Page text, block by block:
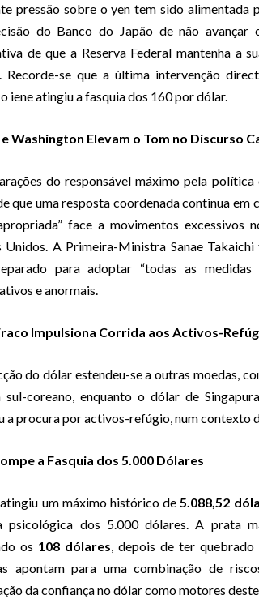
pressão sobre o yen tem sido alimentada
do Banco do Japão de não
de que a Reserva Federal mantenha a
Recorde-se que a última intervenção
iene atingiu a fasquia dos 160 por dólar.
Washington Elevam o Tom no Discurso
do responsável máximo pela
que uma resposta coordenada continua em
face a movimentos excessivos
Unidos. A Primeira-Ministra Sanae
para adoptar “todas as medidas
e anormais.
Impulsiona Corrida aos Activos-
do dólar estendeu-se a outras moedas,
coreano, enquanto o dólar de
a procura por activos-refúgio, num contexto
a Fasquia dos 5.000 Dólares
um máximo histórico de5.088,52
psicológica dos 5.000 dólares. A prata
os 108 dólares, depois de ter quebrado
apontam para uma combinação de
da confiança no dólar como motores